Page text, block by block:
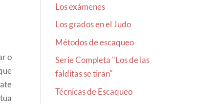
o
Los exámenes
Los grados en el Judo
Métodos de escaqueo
Serie Completa "Los de las
falditas se tiran"
Técnicas de Escaqueo